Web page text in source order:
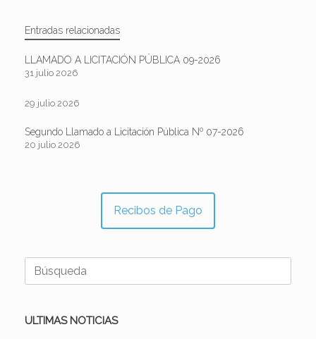
Entradas relacionadas
LLAMADO A LICITACIÓN PÚBLICA 09-2026
31 julio 2026
29 julio 2026
Segundo Llamado a Licitación Pública Nº 07-2026
20 julio 2026
Recibos de Pago
Buscar:
ULTIMAS NOTICIAS